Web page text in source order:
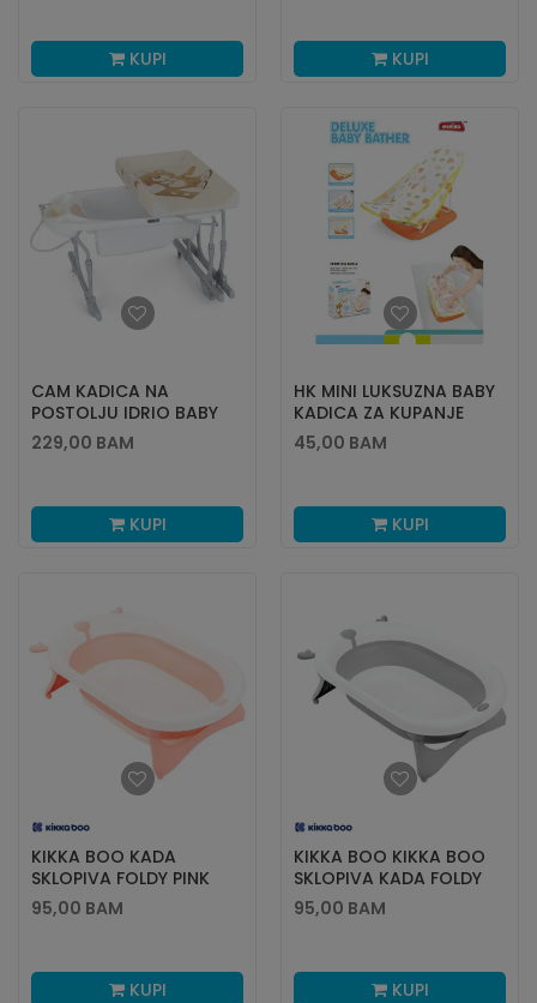
KUPI KUPI
CAM KADICA NA
POSTOLJU IDRIO BABY
ESTRAIBILE
229,00 BAM
KUPI
HK MINI LUKSUZNA BABY
KADICA ZA KUPANJE
45,00 BAM
KUPI
KIKKA BOO KADA
SKLOPIVA FOLDY PINK
95,00 BAM
KUPI
KIKKA BOO KIKKA BOO
SKLOPIVA KADA FOLDY
GREY
95,00 BAM
KUPI